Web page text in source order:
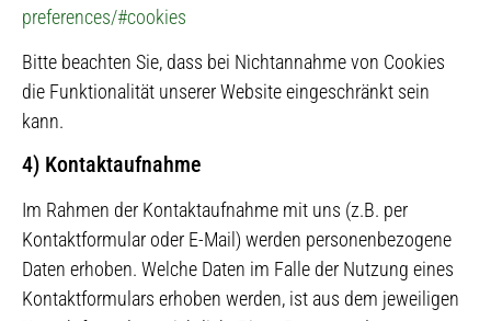
preferences/#cookies
Bitte beachten Sie, dass bei Nichtannahme von Cookies
die Funktionalität unserer Website eingeschränkt sein
kann.
4) Kontaktaufnahme
Im Rahmen der Kontaktaufnahme mit uns (z.B. per
Kontaktformular oder E-Mail) werden personenbezogene
Daten erhoben. Welche Daten im Falle der Nutzung eines
Kontaktformulars erhoben werden, ist aus dem jeweiligen